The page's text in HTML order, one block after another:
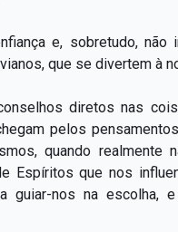
e, sobretudo,
que se divertem à
diretos nas
pelos
quando realmente
Espíritos que nos
guiar-nos na escolha,